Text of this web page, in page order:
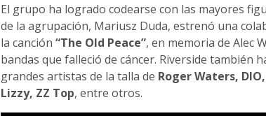
El grupo ha logrado codearse con las mayores
de la agrupación, Mariusz Duda, estrenó una
la canción “The Old Peace”, en memoria de Alec
bandas que falleció de cáncer. Riverside también
grandes artistas de la talla de Roger Waters,
Lizzy, ZZ Top, entre otros.